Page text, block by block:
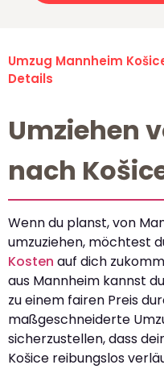
Umzug Mannheim
Details
Umziehen
nach
Wenn du planst, von
umzuziehen, möchtest
Kosten auf dich
aus Mannheim kannst
zu einem fairen Preis
maßgeschneiderte
sicherzustellen, dass
Košice reibungslos